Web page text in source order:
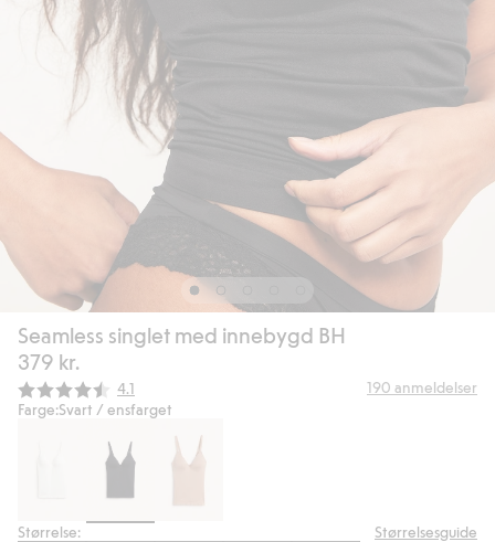
Seamless singlet med innebygd BH
379 kr.
Gjennomsnittskarakter:
4.1 190 anmeldelser
Farge:Svart / ensfarget
Størrelse: Størrelsesguide